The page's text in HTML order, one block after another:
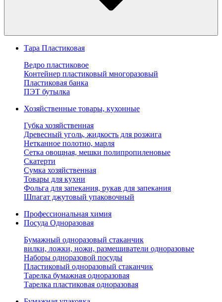
Тара Пластиковая
Ведро пластиковое
Контейнер пластиковый многоразовый
Пластиковая банка
ПЭТ бутылка
Хозяйственные товары, кухонные
Губка хозяйственная
Древесный уголь, жидкость для розжига
Нетканное полотно, марля
Сетка овощная, мешки полипропиленовые
Скатерти
Сумка хозяйственная
Товары для кухни
Фольга для запекания, рукав для запекания
Шпагат джутовый упаковочный
Профессиональная химия
Посуда Одноразовая
Бумажный одноразовый стаканчик
вилки, ложки, ножи, размешиватели одноразовые
Наборы одноразовой посуды
Пластиковый одноразовый стаканчик
Тарелка бумажная одноразовая
Тарелка пластиковая одноразовая